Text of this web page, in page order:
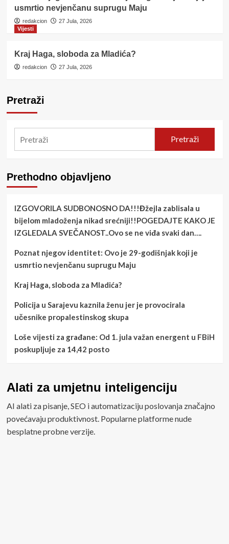
usmrtio nevjenčanu suprugu Maju
redakcion
27 Jula, 2026
Vijesti
Kraj Haga, sloboda za Mladića?
redakcion 27 Jula, 2026
Pretraži
Pretraži
Prethodno objavljeno
IZGOVORILA SUDBONOSNO DA!!!Đžejla zablisala u
bijelom mladoženja nikad srećniji!!POGEDAJTE KAKO JE
IZGLEDALA SVEČANOST..Ovo se ne viđa svaki dan….
Poznat njegov identitet: Ovo je 29-godišnjak koji je
usmrtio nevjenčanu suprugu Maju
Kraj Haga, sloboda za Mladića?
Policija u Sarajevu kaznila ženu jer je provocirala
učesnike propalestinskog skupa
Loše vijesti za građane: Od 1. jula važan energent u FBiH
poskupljuje za 14,42 posto
Alati za umjetnu inteligenciju
AI alati za pisanje, SEO i automatizaciju poslovanja značajno
povećavaju produktivnost. Popularne platforme nude
besplatne probne verzije.